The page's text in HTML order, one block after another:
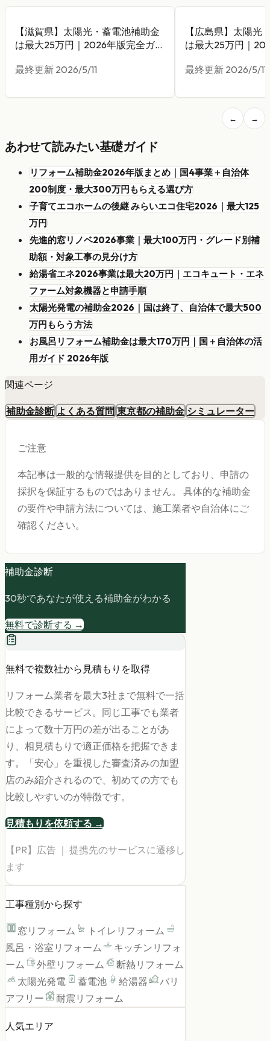
【滋賀県】太陽光・蓄電池補助金
は最大25万円｜2026年版完全ガイ
最終更新 2026/5/11
【広島県】太陽光
は最大25万円｜
最終更新 2026/5/11
← →
あわせて読みたい基礎ガイド
リフォーム補助金2026年版まとめ｜国4事業＋自治体
200制度・最大300万円もらえる選び方
子育てエコホームの後継 みらいエコ住宅2026｜最大125
万円
先進的窓リノベ2026事業｜最大100万円・グレード別補
助額・対象工事の見分け方
給湯省エネ2026事業は最大20万円｜エコキュート・エネ
ファーム対象機器と申請手順
太陽光発電の補助金2026｜国は終了、自治体で最大500
万円もらう方法
お風呂リフォーム補助金は最大170万円｜国＋自治体の活
用ガイド 2026年版
関連ページ
補助金診断 よくある質問 東京都の補助金 シミュレーター
ご注意
本記事は一般的な情報提供を目的としており、申請の
採択を保証するものではありません。 具体的な補助金
の要件や申請方法については、施工業者や自治体にご
確認ください。
補助金診断
30秒であなたが使える補助金がわかる
無料で診断する →
無料で複数社から見積もりを取得
リフォーム業者を最大3社まで無料で一括
比較できるサービス。同じ工事でも業者
によって数十万円の差が出ることがあ
り、相見積もりで適正価格を把握できま
す。「安心」を重視した審査済みの加盟
店のみ紹介されるので、初めての方でも
比較しやすいのが特徴です。
見積もりを依頼する →
【PR】広告 ｜ 提携先のサービスに遷移し
ます
工事種別から探す
窓リフォーム
トイレリフォーム
風呂・浴室リフォーム
キッチンリフォ
ーム
外壁リフォーム
断熱リフォーム
太陽光発電
蓄電池 給湯器
バリ
アフリー
耐震リフォーム
人気エリア